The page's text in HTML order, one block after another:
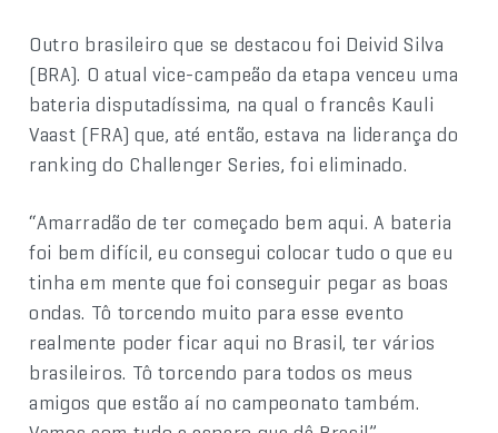
Outro brasileiro que se destacou foi Deivid Silva
(BRA). O atual vice-campeão da etapa venceu uma
bateria disputadíssima, na qual o francês Kauli
Vaast (FRA) que, até então, estava na liderança do
ranking do Challenger Series, foi eliminado.
“Amarradão de ter começado bem aqui. A bateria
foi bem difícil, eu consegui colocar tudo o que eu
tinha em mente que foi conseguir pegar as boas
ondas. Tô torcendo muito para esse evento
realmente poder ficar aqui no Brasil, ter vários
brasileiros. Tô torcendo para todos os meus
amigos que estão aí no campeonato também.